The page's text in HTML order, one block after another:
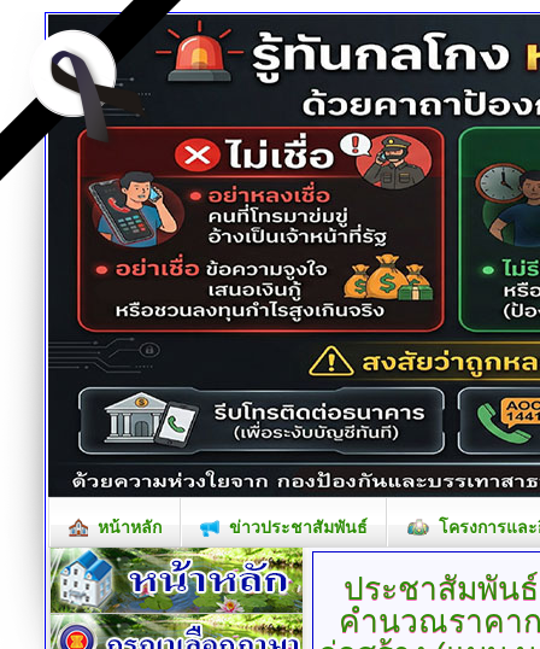
หน้าหลัก ข่าวประชาสัมพันธ์ โครงการแล
ประชาสัมพันธ์
คำนวณราคา